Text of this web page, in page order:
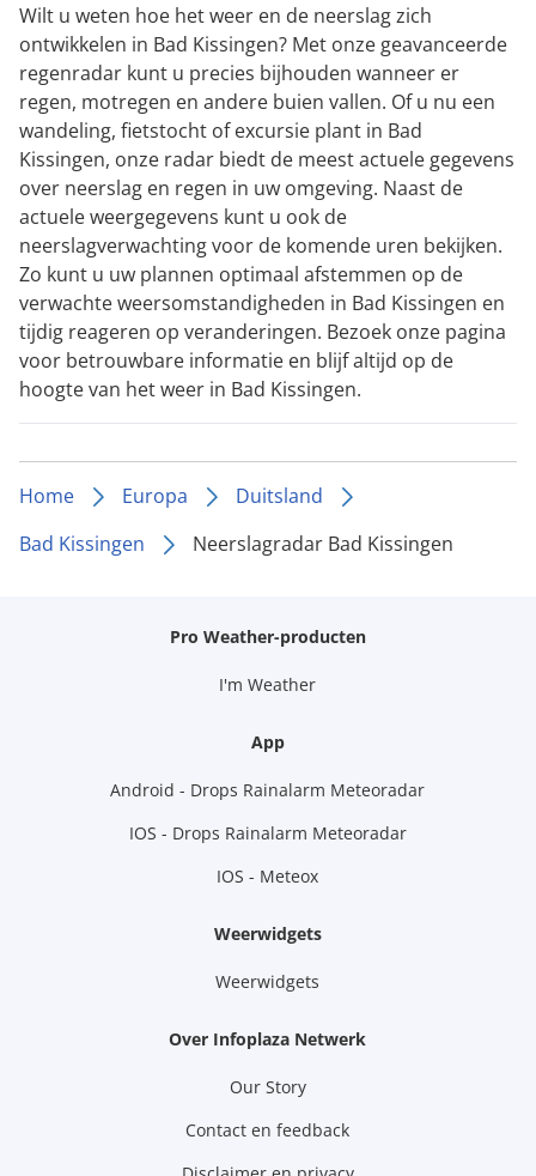
Wilt u weten hoe het weer en de neerslag zich
ontwikkelen in Bad Kissingen? Met onze geavanceerde
regenradar kunt u precies bijhouden wanneer er
regen, motregen en andere buien vallen. Of u nu een
wandeling, fietstocht of excursie plant in Bad
Kissingen, onze radar biedt de meest actuele gegevens
over neerslag en regen in uw omgeving. Naast de
actuele weergegevens kunt u ook de
neerslagverwachting voor de komende uren bekijken.
Zo kunt u uw plannen optimaal afstemmen op de
verwachte weersomstandigheden in Bad Kissingen en
tijdig reageren op veranderingen. Bezoek onze pagina
voor betrouwbare informatie en blijf altijd op de
hoogte van het weer in Bad Kissingen.
Home Europa
Duitsland
Bad Kissingen
Neerslagradar Bad Kissingen
Pro Weather-producten
I'm Weather
App
Android - Drops Rainalarm Meteoradar
IOS - Drops Rainalarm Meteoradar
IOS - Meteox
Weerwidgets
Weerwidgets
Over Infoplaza Netwerk
Our Story
Contact en feedback